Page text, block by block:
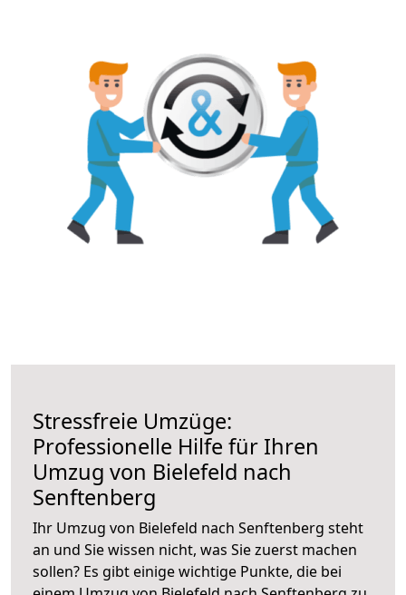
Stressfreie Umzüge:
Professionelle Hilfe für Ihren
Umzug von Bielefeld nach
Senftenberg
Ihr Umzug von Bielefeld nach Senftenberg steht
an und Sie wissen nicht, was Sie zuerst machen
sollen? Es gibt einige wichtige Punkte, die bei